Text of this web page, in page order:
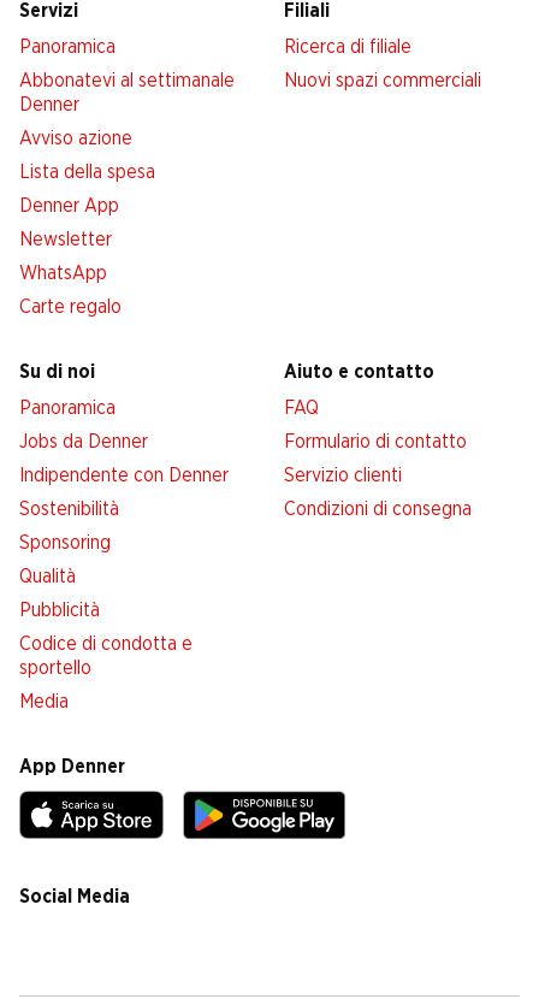
Servizi
Panoramica
Abbonatevi al settimanale
Denner
Avviso azione
Lista della spesa
Denner App
Newsletter
WhatsApp
Carte regalo
Filiali
Ricerca di filiale
Nuovi spazi commerciali
Su di noi
Panoramica
Jobs da Denner
Indipendente con Denner
Sostenibilità
Sponsoring
Qualità
Pubblicità
Codice di condotta e
sportello
Media
Aiuto e contatto
FAQ
Formulario di contatto
Servizio clienti
Condizioni di consegna
App Denner
Social Media